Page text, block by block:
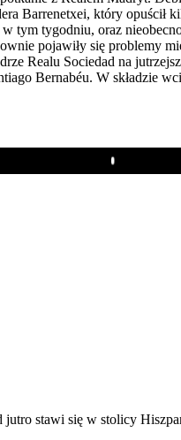
Barrenetxei, który opuścił
tym tygodniu, oraz
pojawiły się problemy
Realu Sociedad na
Bernabéu. W składzie
Play
jutro stawi się w stolicy